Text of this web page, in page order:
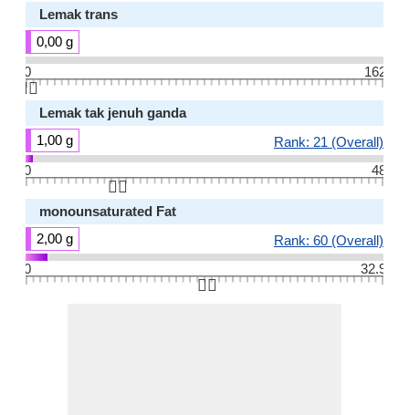
Lemak trans
0,00 g
0
162
👆🏻
Lemak tak jenuh ganda
1,00 g
Rank: 21 (Overall)
0
48
👆🏻
monounsaturated Fat
2,00 g
Rank: 60 (Overall)
0
32.9
👆🏻